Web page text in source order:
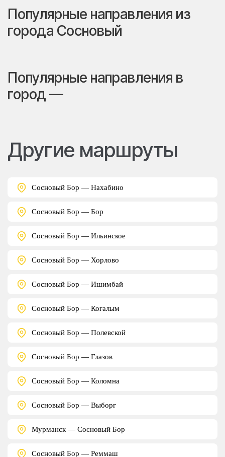
Популярные направления из
города Сосновый
Популярные направления в
город —
Другие маршруты
Сосновый Бор — Нахабино
Сосновый Бор — Бор
Сосновый Бор — Ильинское
Сосновый Бор — Хорлово
Сосновый Бор — Ишимбай
Сосновый Бор — Когалым
Сосновый Бор — Полевской
Сосновый Бор — Глазов
Сосновый Бор — Коломна
Сосновый Бор — Выборг
Мурманск — Сосновый Бор
Сосновый Бор — Реммаш